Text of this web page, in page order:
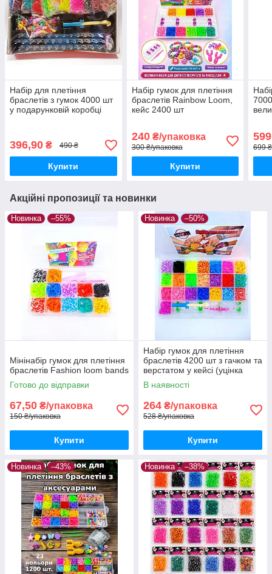
Набір для плетіння
браслетів з гумок 4000 шт
у подарунковій коробці
розбірним верстатом та
396,90 ₴ 490 ₴
Купити
Набір гумок для плетіння
браслетів Rainbow Loom,
кейс 2400 шт
240₴/упаковка
300 ₴/упаковка
Купити
599
699
Акційні пропозиції та новинки
Новинка –55%
Мінінабір гумок для плетіння
браслетів Fashion loom bands
Готово до відправки
67,50 ₴/упаковка
150 ₴/упаковка
Купити
Новинка –50%
Набір гумок для плетіння
браслетів 4200 шт з гачком та
верстатом у кейсі (уцінка
зламані застібки)
В наявності
264 ₴/упаковка
528 ₴/упаковка
Купити
Новинка –43% Новинка –38%